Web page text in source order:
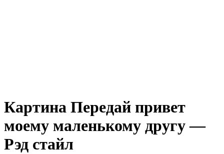
Картина Передай привет
моему маленькому другу —
Рэд стайл